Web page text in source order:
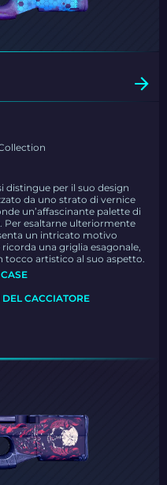
distingue per il suo design
da uno strato di vernice
un’affascinante palette di
Per esaltarne ulteriormente
un intricato motivo
una griglia esagonale,
tocco artistico al suo aspetto.
CACCIATORE